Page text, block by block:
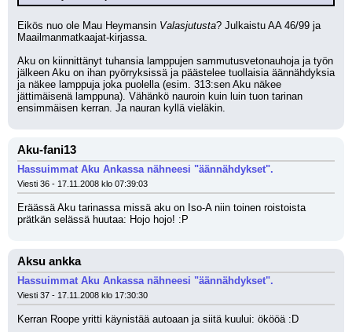
Eikös nuo ole Mau Heymansin Valasjutusta? Julkaistu AA 46/99 ja
Maailmanmatkaajat-kirjassa.
Aku on kiinnittänyt tuhansia lamppujen sammutusvetonauhoja ja työn
jälkeen Aku on ihan pyörryksissä ja päästelee tuollaisia äännähdyksia
ja näkee lamppuja joka puolella (esim. 313:sen Aku näkee
jättimäisenä lamppuna). Vähänkö nauroin kuin luin tuon tarinan
ensimmäisen kerran. Ja nauran kyllä vieläkin.
Aku-fani13
Hassuimmat Aku Ankassa nähneesi "äännähdykset".
Viesti 36 - 17.11.2008 klo 07:39:03
Eräässä Aku tarinassa missä aku on Iso-A niin toinen roistoista
prätkän selässä huutaa: Hojo hojo! :P
Aksu ankka
Hassuimmat Aku Ankassa nähneesi "äännähdykset".
Viesti 37 - 17.11.2008 klo 17:30:30
Kerran Roope yritti käynistää autoaan ja siitä kuului: ökööä :D